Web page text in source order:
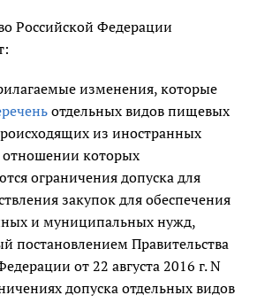
Российской Федерации
изменения, которые
отдельных видов пищевых
из иностранных
отношении которых
ограничения допуска для
закупок для обеспечения
и муниципальных нужд,
постановлением Правительства
от 22 августа 2016 г. N
допуска отдельных видов